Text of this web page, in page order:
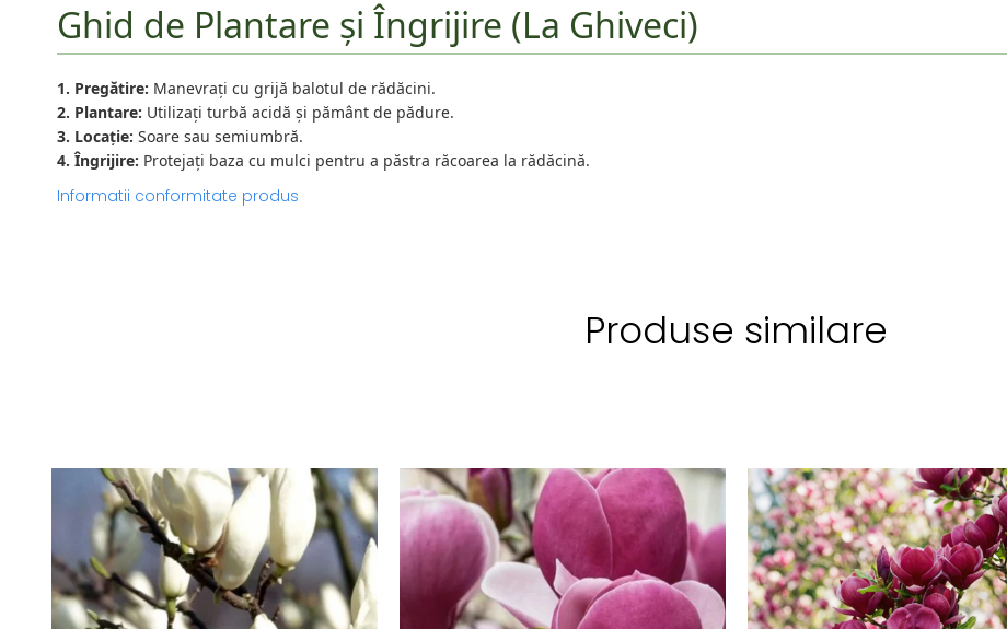
Ghid de Plantare și Îngrijire (La Ghiveci)
1. Pregătire: Manevrați cu grijă balotul de rădăcini.
2. Plantare: Utilizați turbă acidă și pământ de pădure.
3. Locație: Soare sau semiumbră.
4. Îngrijire: Protejați baza cu mulci pentru a păstra răcoarea la rădăcină.
Informatii conformitate produs
Produse similare